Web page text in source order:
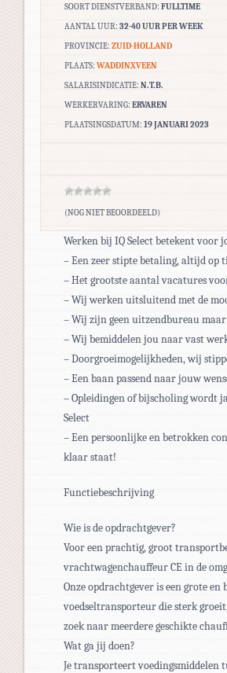
SOORT DIENSTVERBAND: FULLTIME
AANTAL UUR: 32-40 UUR PER WEEK
PROVINCIE: ZUID-HOLLAND
PLAATS: WADDINXVEEN
SALARISINDICATIE: N.T.B.
WERKERVARING: ERVAREN
PLAATSINGSDATUM: 19 JANUARI 2023
(NOG NIET BEOORDEELD)
Werken bij IQ Select betekent voor
– Een zeer stipte betaling, altijd op
– Het grootste aantal vacatures
– Wij werken uitsluitend met de
– Wij zijn geen uitzendbureau
– Wij bemiddelen jou naar vast
– Doorgroeimogelijkheden, wij
– Een baan passend naar jouw
– Opleidingen of bijscholing wordt
Select
– Een persoonlijke en betrokken
klaar staat!
Functiebeschrijving
Wie is de opdrachtgever?
Voor een prachtig, groot
vrachtwagenchauffeur CE in de
Onze opdrachtgever is een grote en
voedseltransporteur die sterk
zoek naar meerdere geschikte
Wat ga jij doen?
Je transporteert voedingsmiddelen